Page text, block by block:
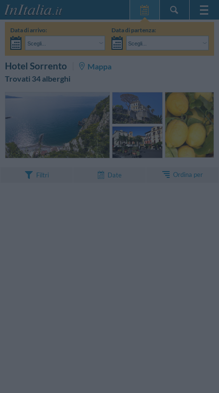
Home Page
Le mie Prenotazioni
InItalia Club
Data di arrivo:
Scegli...
Data di partenza:
Scegli...
Hotel Sorrento
Mappa
Trovati 34 alberghi
Filtri Date Ordina per